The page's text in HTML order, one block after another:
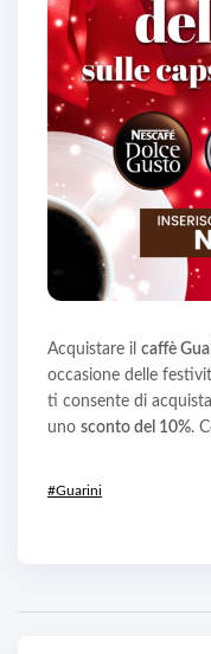
Acquistare il caffè
occasione delle
ti consente di
uno sconto del 10%.
#Guarini